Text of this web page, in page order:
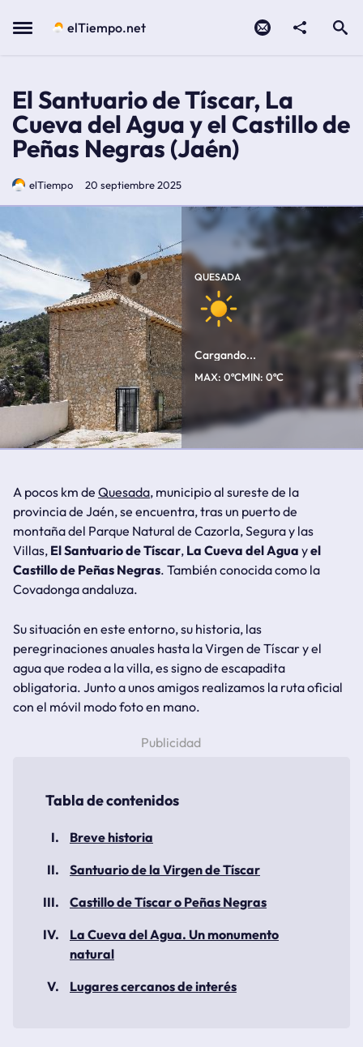
Menu elTiempo.net
El Santuario de Tíscar, La
Cueva del Agua y el Castillo de
Peñas Negras (Jaén)
elTiempo 20 septiembre 2025
QUESADA
Cargando...
Máximas:
0ºC
Mínimas:
0ºC
A pocos km de Quesada, municipio al sureste de la
provincia de Jaén, se encuentra, tras un puerto de
montaña del Parque Natural de Cazorla, Segura y las
Villas, El Santuario de Tíscar, La Cueva del Agua yel
Castillo de Peñas Negras. También conocida como la
Covadonga andaluza.
Su situación en este entorno, su historia, las
peregrinaciones anuales hasta la Virgen de Tíscar y el
agua que rodea a la villa, es signo de escapadita
obligatoria. Junto a unos amigos realizamos la ruta oficial
con el móvil modo foto en mano.
Breve historia
Santuario de la Virgen de Tíscar
Castillo de Tíscar o Peñas Negras
La Cueva del Agua. Un monumento
natural
Lugares cercanos de interés